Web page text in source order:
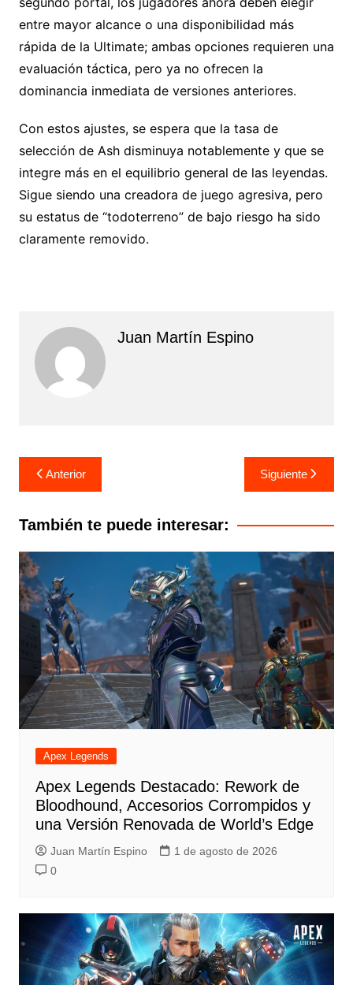
entre mayor alcance o una disponibilidad más
rápida de la Ultimate; ambas opciones requieren una
evaluación táctica, pero ya no ofrecen la
dominancia inmediata de versiones anteriores.
Con estos ajustes, se espera que la tasa de
selección de Ash disminuya notablemente y que se
integre más en el equilibrio general de las leyendas.
Sigue siendo una creadora de juego agresiva, pero
su estatus de “todoterreno” de bajo riesgo ha sido
claramente removido.
Juan Martín Espino
Navegación
de
entradas
Anterior Siguiente
También te puede interesar:
Apex Legends
Apex Legends Destacado: Rework de
Bloodhound, Accesorios Corrompidos y
una Versión Renovada de World’s Edge
Juan Martín Espino
1 de agosto de 2026
0